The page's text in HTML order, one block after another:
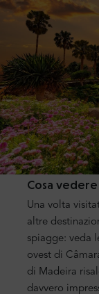
Cosa
Una volta
altre
spiagge: veda
ovest di
di Madeira
davvero